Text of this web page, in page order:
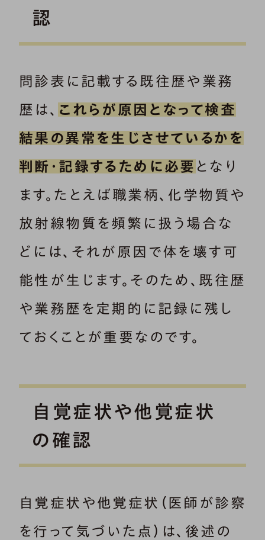
認
問診表に記載する既往歴や業務
歴は、 これらが原因となって検査
結果の異常を生じさせているかを
判断・記録するために必要 となり
ます。たとえば職業柄、化学物質や
放射線物質を頻繁に扱う場合な
どには、それが原因で体を壊す可
能性が生じます。そのため、既往歴
や業務歴を定期的に記録に残し
ておくことが重要なのです。
自覚症状や他覚症状
の確認
自覚症状や他覚症状（医師が診察
を行って気づいた点）は、後述の